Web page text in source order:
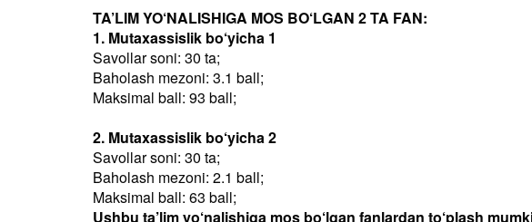
TA’LIM YO‘NALISHIGA MOS BO‘LGAN 2 TA FAN:
1. Mutaxassislik bo‘yicha 1
Savollar soni: 30 ta;
Baholash mezoni: 3.1 ball;
Maksimal ball: 93 ball;
2. Mutaxassislik bo‘yicha 2
Savollar soni: 30 ta;
Baholash mezoni: 2.1 ball;
Maksimal ball: 63 ball;
Ushbu ta’lim yo‘nalishiga mos bo‘lgan fanlardan to‘plash